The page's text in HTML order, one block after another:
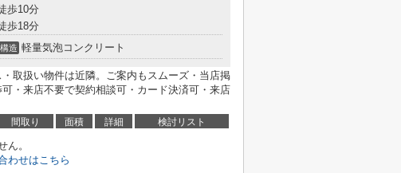
歩10分
歩18分
構造 軽量気泡コンクリート
取扱い物件は近隣。ご案内もスムーズ・当店掲
・来店不要で契約相談可・カード決済可・来店
間取り 面積 詳細 検討リスト
ん。
わせはこちら